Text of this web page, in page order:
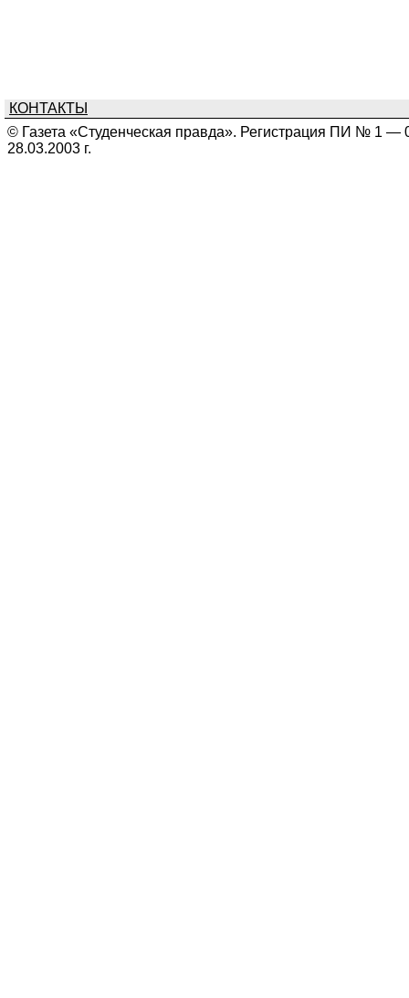
КОНТАКТЫ
© Газета «Студенческая правда». Регистрация ПИ № 1 —
28.03.2003 г.